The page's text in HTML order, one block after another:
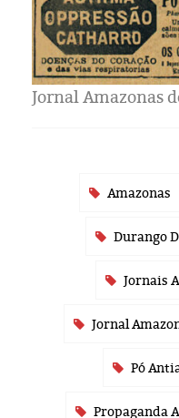
Jornal Amazonas
Amazonas
Durango
Jornais
Jornal
Pó
Propaganda